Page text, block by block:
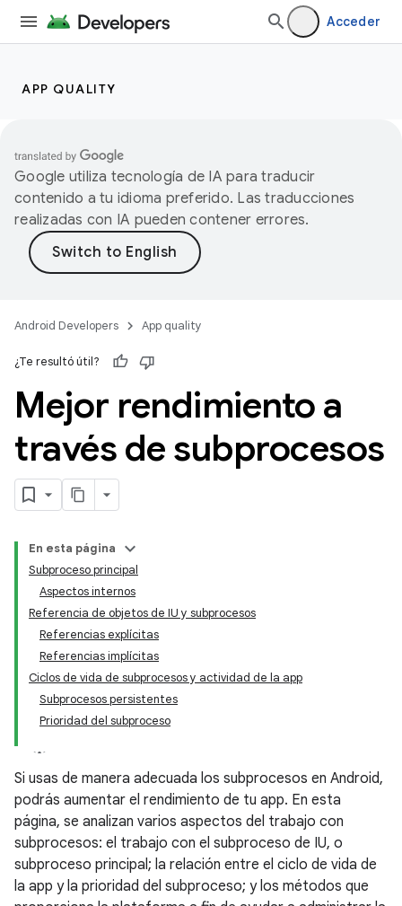
Acceder
APP QUALITY
Google utiliza tecnología de IA para traducir
contenido a tu idioma preferido. Las traducciones
realizadas con IA pueden contener errores.
Android Developers App quality
¿Te resultó útil?
Mejor rendimiento a
través de subprocesos
En esta página
Subproceso principal
Aspectos internos
Referencia de objetos de IU y subprocesos
Referencias explícitas
Referencias implícitas
Ciclos de vida de subprocesos y actividad de la app
Subprocesos persistentes
Prioridad del subproceso
Si usas de manera adecuada los subprocesos en Android,
podrás aumentar el rendimiento de tu app. En esta
página, se analizan varios aspectos del trabajo con
subprocesos: el trabajo con el subproceso de IU, o
subproceso principal; la relación entre el ciclo de vida de
la app y la prioridad del subproceso; y los métodos que